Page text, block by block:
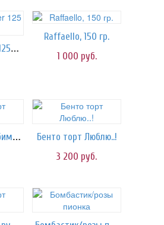
Ferrero Rocher 125 гр.
Raffaello, 150 гр.
1 000 руб.
Бенто торт Любимой)
Бенто торт Люблю..!
3 200 руб.